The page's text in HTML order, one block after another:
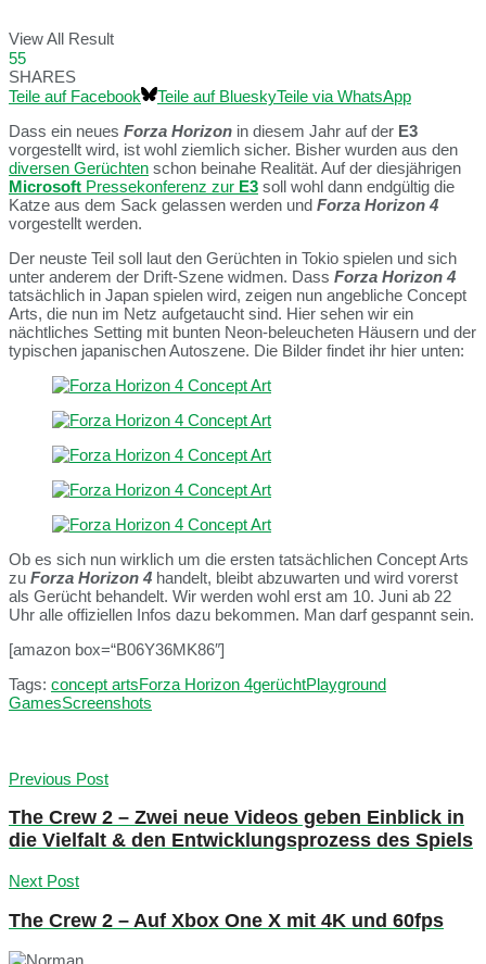
View All Result
55
SHARES
Teile auf Facebook
Teile auf BlueskyTeile via WhatsApp
Dass ein neues Forza Horizon in diesem Jahr auf der E3
vorgestellt wird, ist wohl ziemlich sicher. Bisher wurden aus den
diversen Gerüchten schon beinahe Realität. Auf der diesjährigen
Microsoft Pressekonferenz zur E3 soll wohl dann endgültig die
Katze aus dem Sack gelassen werden und Forza Horizon 4
vorgestellt werden.
Der neuste Teil soll laut den Gerüchten in Tokio spielen und sich
unter anderem der Drift-Szene widmen. Dass Forza Horizon 4
tatsächlich in Japan spielen wird, zeigen nun angebliche Concept
Arts, die nun im Netz aufgetaucht sind. Hier sehen wir ein
nächtliches Setting mit bunten Neon-beleucheten Häusern und der
typischen japanischen Autoszene. Die Bilder findet ihr hier unten:
Ob es sich nun wirklich um die ersten tatsächlichen Concept Arts
zu Forza Horizon 4 handelt, bleibt abzuwarten und wird vorerst
als Gerücht behandelt. Wir werden wohl erst am 10. Juni ab 22
Uhr alle offiziellen Infos dazu bekommen. Man darf gespannt sein.
[amazon box=“B06Y36MK86″]
Tags: concept artsForza Horizon 4gerüchtPlayground
GamesScreenshots
Previous Post
The Crew 2 – Zwei neue Videos geben Einblick in
die Vielfalt & den Entwicklungsprozess des Spiels
Next Post
The Crew 2 – Auf Xbox One X mit 4K und 60fps